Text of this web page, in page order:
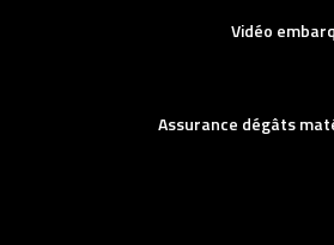
Vidéo
Assurance dégâts